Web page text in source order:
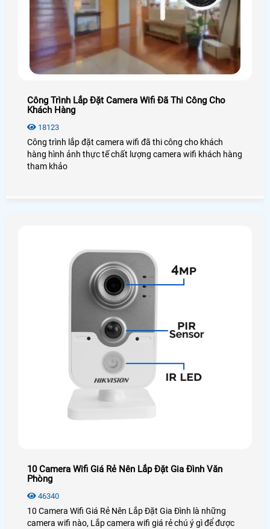
Công Trình Lắp Đặt Camera Wifi Đã Thi Công Cho
Khách Hàng
18123
Công trình lắp đặt camera wifi đã thi công cho khách
hàng hình ảnh thực tế chất lượng camera wifi khách hàng
tham khảo
10 Camera Wifi Giá Rẻ Nên Lắp Đặt Gia Đình Văn
Phòng
46340
10 Camera Wifi Giá Rẻ Nên Lắp Đặt Gia Đình là những
camera wifi nào, Lắp camera wifi giá rẻ chú ý gì để được